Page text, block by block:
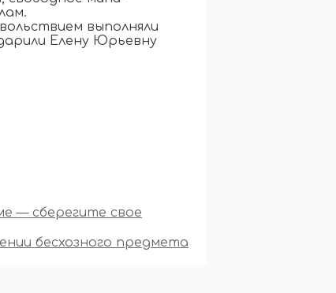
выполняли
Елену Юрьевну
— сберегите свое
бесхозного предмета